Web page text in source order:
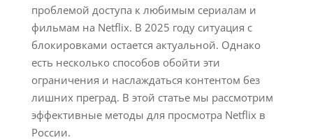
проблемой доступа к любимым сериалам и
фильмам на Netflix. В 2025 году ситуация с
блокировками остается актуальной. Однако
есть несколько способов обойти эти
ограничения и наслаждаться контентом без
лишних преград. В этой статье мы рассмотрим
эффективные методы для просмотра Netflix в
России.